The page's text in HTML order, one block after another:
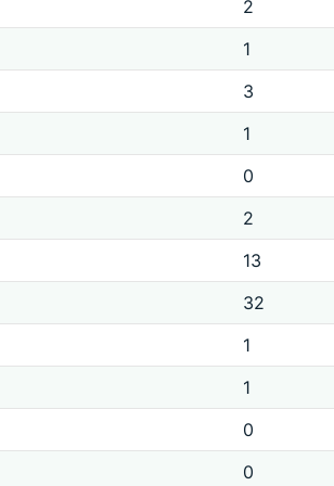
2
1
3
1
0
2
13
32
1
1
0
0